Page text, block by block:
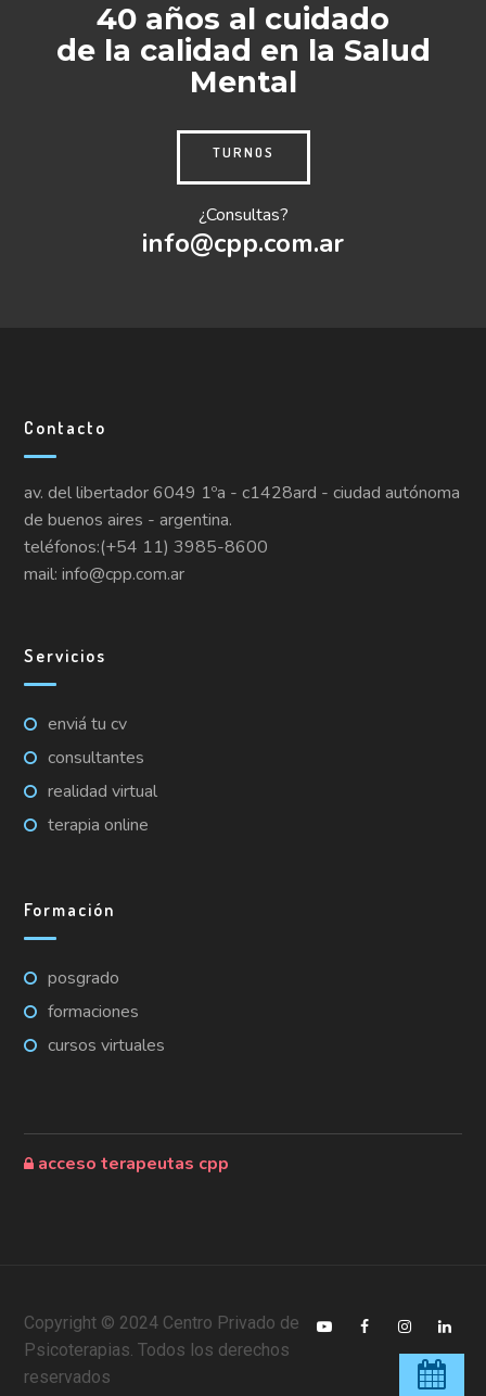
40 años al cuidado
de la calidad en la Salud
Mental
TURNOS
¿Consultas?
info@cpp.com.ar
Contacto
av. del libertador 6049 1ºa - c1428ard - ciudad autónoma
de buenos aires - argentina.
teléfonos:(+54 11) 3985-8600
mail: info@cpp.com.ar
Servicios
enviá tu cv
consultantes
realidad virtual
terapia online
Formación
posgrado
formaciones
cursos virtuales
acceso terapeutas cpp
Copyright © 2024 Centro Privado de
Psicoterapias. Todos los derechos
reservados